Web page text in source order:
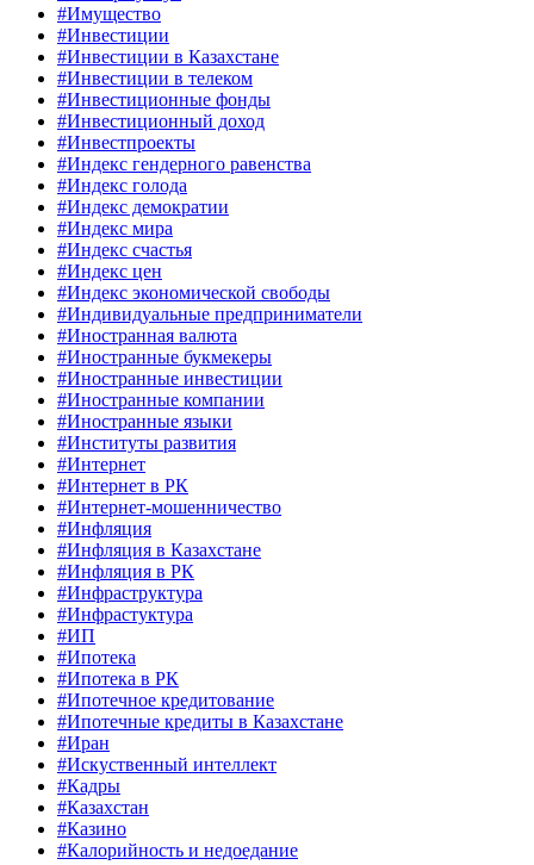
#Имущество
#Инвестиции
#Инвестиции в Казахстане
#Инвестиции в телеком
#Инвестиционные фонды
#Инвестиционный доход
#Инвестпроекты
#Индекс гендерного равенства
#Индекс голода
#Индекс демократии
#Индекс мира
#Индекс счастья
#Индекс цен
#Индекс экономической свободы
#Индивидуальные предприниматели
#Иностранная валюта
#Иностранные букмекеры
#Иностранные инвестиции
#Иностранные компании
#Иностранные языки
#Институты развития
#Интернет
#Интернет в РК
#Интернет-мошенничество
#Инфляция
#Инфляция в Казахстане
#Инфляция в РК
#Инфраструктура
#Инфрастуктура
#ИП
#Ипотека
#Ипотека в РК
#Ипотечное кредитование
#Ипотечные кредиты в Казахстане
#Иран
#Искуственный интеллект
#Кадры
#Казахстан
#Казино
#Калорийность и недоедание